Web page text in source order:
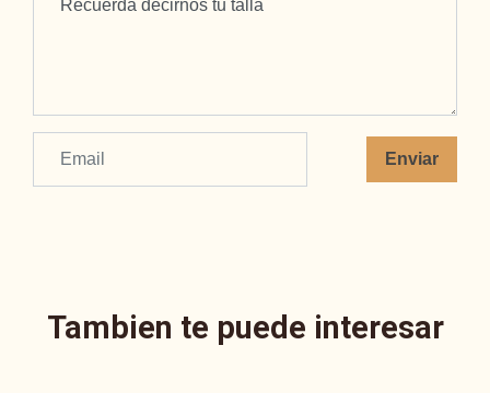
Enviar
Tambien te puede interesar